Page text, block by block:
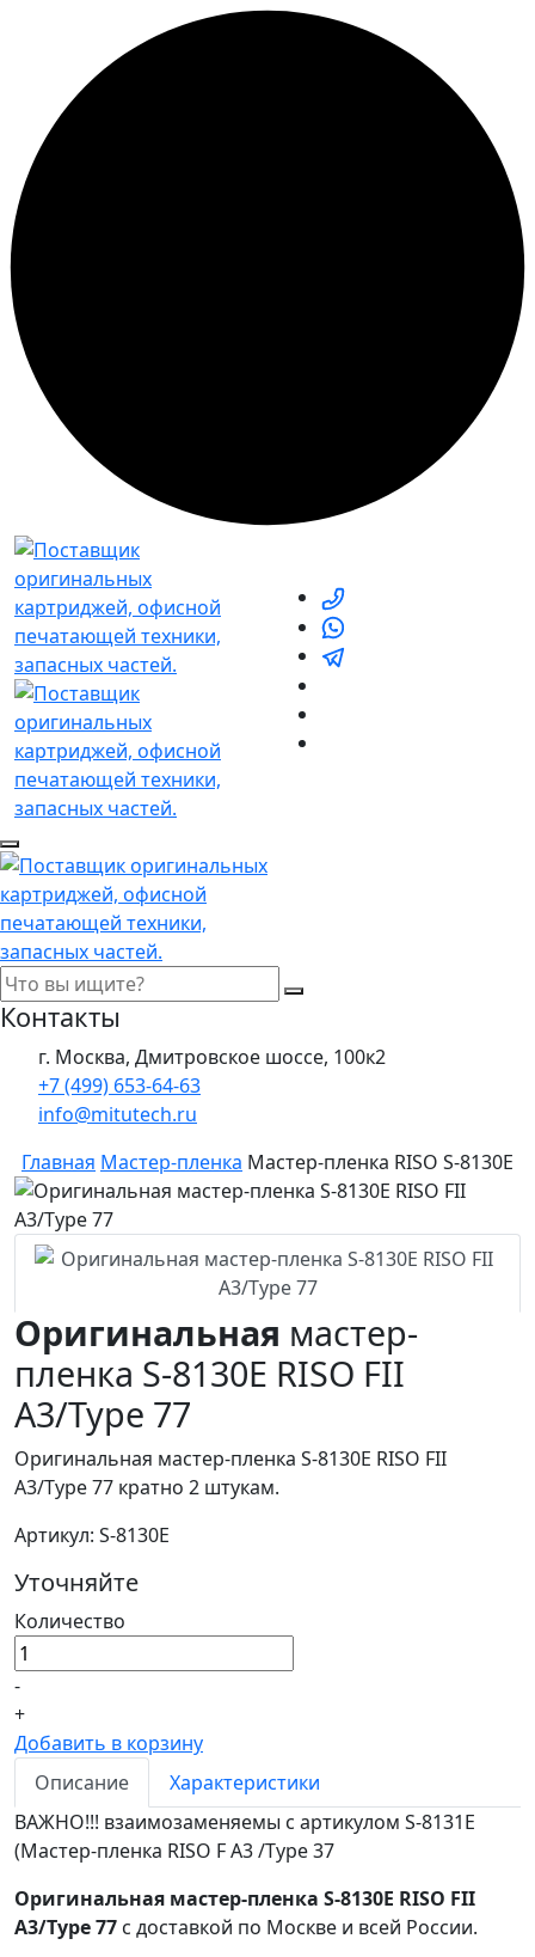
Контакты
г. Москва, Дмитровское шоссе, 100к2
+7 (499) 653-64-63
info@mitutech.ru
Главная Мастер-пленка Мастер-пленка RISO S-8130E
Оригинальная мастер-
пленка S-8130E RISO FII
A3/Type 77
Оригинальная мастер-пленка S-8130E RISO FII
A3/Type 77 кратно 2 штукам.
Артикул: S-8130E
Уточняйте
Количество
-
+
Добавить в корзину
Описание
Характеристики
ВАЖНО!!! взаимозаменяемы с артикулом S-8131E
(Мастер-пленка RISO F A3 /Type 37
Оригинальная мастер-пленка S-8130E RISO FII
A3/Type 77 с доставкой по Москве и всей России.